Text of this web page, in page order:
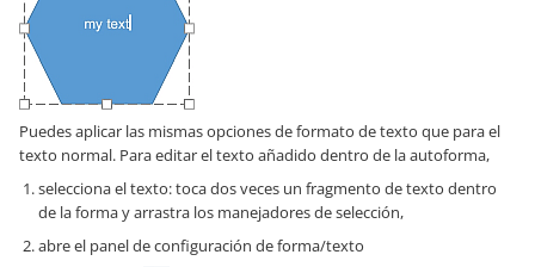
Puedes aplicar las mismas opciones de formato de texto que para el
texto normal. Para editar el texto añadido dentro de la autoforma,
selecciona el texto: toca dos veces un fragmento de texto dentro
de la forma y arrastra los manejadores de selección,
abre el panel de configuración de forma/texto